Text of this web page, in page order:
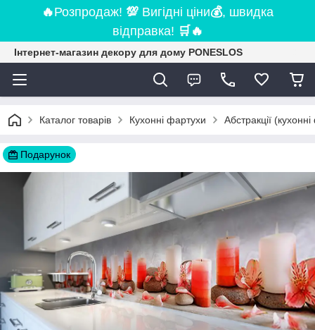
🔥Розпродаж! 💯 Вигідні ціни💰, швидка
відправка! 🛒 🔥
Інтернет-магазин декору для дому PONESLOS
Каталог товарів Кухонні фартухи Абстракції
Подарунок